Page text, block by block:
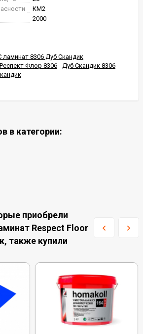
КМ2
2000
ламинат 8306 Дуб Скандик
Респект Флор 8306
Дуб Скандик 8306
в категории:
приобрели
Respect Floor
также купили